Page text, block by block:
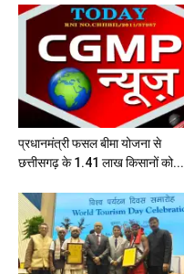
प्रधानमंत्री फसल बीमा योजना से
छत्तीसगढ़ के 1.41 लाख किसानों को...